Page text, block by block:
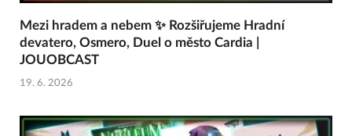
Mezi hradem a nebem ✨ Rozšiřujeme Hradní
devatero, Osmero, Duel o město Cardia |
JOUOBCAST
19. 6. 2026